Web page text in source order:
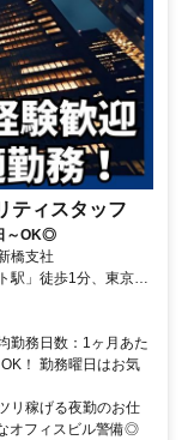
ティスタッフ
～OK◎
橋支社
駅」徒歩1分、東京臨
勤務日数：1ヶ月あた
！ 勤務曜日はお気
リ稼げる夜勤のお仕
オフィスビル警備◎